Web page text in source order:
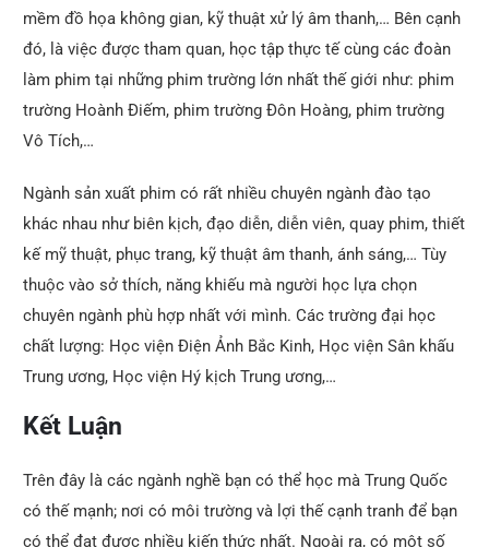
mềm đồ họa không gian, kỹ thuật xử lý âm thanh,… Bên cạnh
đó, là việc được tham quan, học tập thực tế cùng các đoàn
làm phim tại những phim trường lớn nhất thế giới như: phim
trường Hoành Điếm, phim trường Đôn Hoàng, phim trường
Vô Tích,…
Ngành sản xuất phim có rất nhiều chuyên ngành đào tạo
khác nhau như biên kịch, đạo diễn, diễn viên, quay phim, thiết
kế mỹ thuật, phục trang, kỹ thuật âm thanh, ánh sáng,… Tùy
thuộc vào sở thích, năng khiếu mà người học lựa chọn
chuyên ngành phù hợp nhất với mình. Các trường đại học
chất lượng: Học viện Điện Ảnh Bắc Kinh, Học viện Sân khấu
Trung ương, Học viện Hý kịch Trung ương,…
Kết Luận
Trên đây là các ngành nghề bạn có thể học mà Trung Quốc
có thế mạnh; nơi có môi trường và lợi thế cạnh tranh để bạn
có thể đạt được nhiều kiến thức nhất. Ngoài ra, có một số